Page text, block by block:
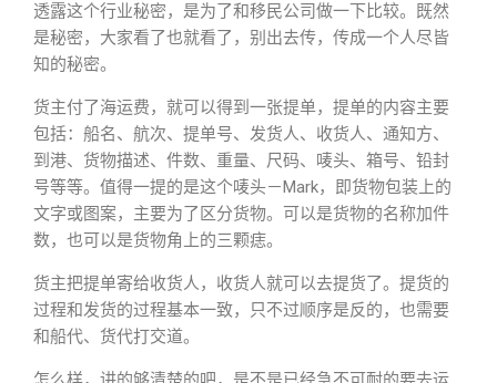
透露这个行业秘密，是为了和移民公司做一下比较。既然
是秘密，大家看了也就看了，别出去传，传成一个人尽皆
知的秘密。
货主付了海运费，就可以得到一张提单，提单的内容主要
包括：船名、航次、提单号、发货人、收货人、通知方、
到港、货物描述、件数、重量、尺码、唛头、箱号、铅封
号等等。值得一提的是这个唛头－Mark，即货物包装上的
文字或图案，主要为了区分货物。可以是货物的名称加件
数，也可以是货物角上的三颗痣。
货主把提单寄给收货人，收货人就可以去提货了。提货的
过程和发货的过程基本一致，只不过顺序是反的，也需要
和船代、货代打交道。